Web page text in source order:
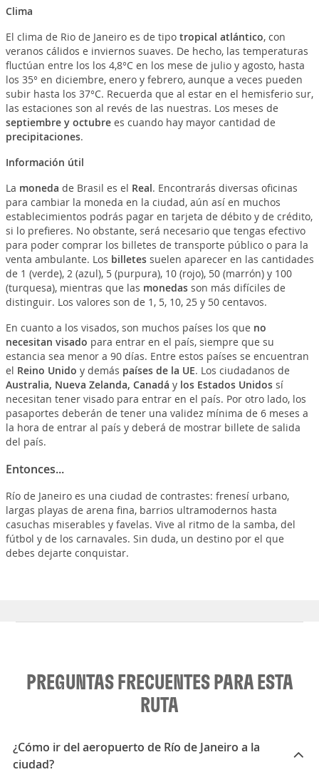
Clima
El clima de Rio de Janeiro es de tipotropical atlántico, con
veranos cálidos e inviernos suaves. De hecho, las temperaturas
fluctúan entre los los 4,8°C en los mese de julio y agosto, hasta
los 35° en diciembre, enero y febrero, aunque a veces pueden
subir hasta los 37°C. Recuerda que al estar en el hemisferio sur,
las estaciones son al revés de las nuestras. Los meses de
septiembre y octubrees cuando hay mayor cantidad de
precipitaciones.
Información útil
La moneda de Brasil es el Real. Encontrarás diversas oficinas
para cambiar la moneda en la ciudad, aún así en muchos
establecimientos podrás pagar en tarjeta de débito y de crédito,
si lo prefieres. No obstante, será necesario que tengas efectivo
para poder comprar los billetes de transporte público o para la
venta ambulante. Los billetessuelen aparecer en las cantidades
de 1 (verde), 2 (azul), 5 (purpura), 10 (rojo), 50 (marrón) y 100
(turquesa), mientras que las monedasson más difíciles de
distinguir. Los valores son de 1, 5, 10, 25 y 50 centavos.
En cuanto a los visados, son muchos países los que no
necesitan visado para entrar en el país, siempre que su
estancia sea menor a 90 días. Entre estos países se encuentran
el Reino Unido y demás países de la UE. Los ciudadanos de
Australia, Nueva Zelanda, Canadá ylos Estados Unidos sí
necesitan tener visado para entrar en el país. Por otro lado, los
pasaportes deberán de tener una validez mínima de 6 meses a
la hora de entrar al país y deberá de mostrar billete de salida
del país.
Entonces...
Río de Janeiro es una ciudad de contrastes: frenesí urbano,
largas playas de arena fina, barrios ultramodernos hasta
casuchas miserables y favelas. Vive al ritmo de la samba, del
fútbol y de los carnavales. Sin duda, un destino por el que
debes dejarte conquistar.
PREGUNTAS FRECUENTES PARA ESTA
RUTA
¿Cómo ir del aeropuerto de Río de Janeiro a la
ciudad?